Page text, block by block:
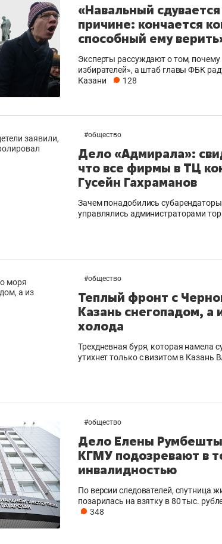
«Навальный
причине: кончается
способный ему
Эксперты рассуждают о том, почему
избирателей», а штаб главы ФБК
Казани
128
#общество
Дело «Адмирала»:
что все фирмы в ТЦ
Гусейн Гахраманов
Зачем понадобились
управлялись администраторами
#общество
Теплый фронт с
Казань снегопадом, а
холода
Трехдневная буря, которая намела
утихнет только с визитом в Казань
#общество
Дело Елены
КГМУ подозревают в
инвалидностью
По версии следователей, спутница
позарилась на взятку в 80 тыс.
348